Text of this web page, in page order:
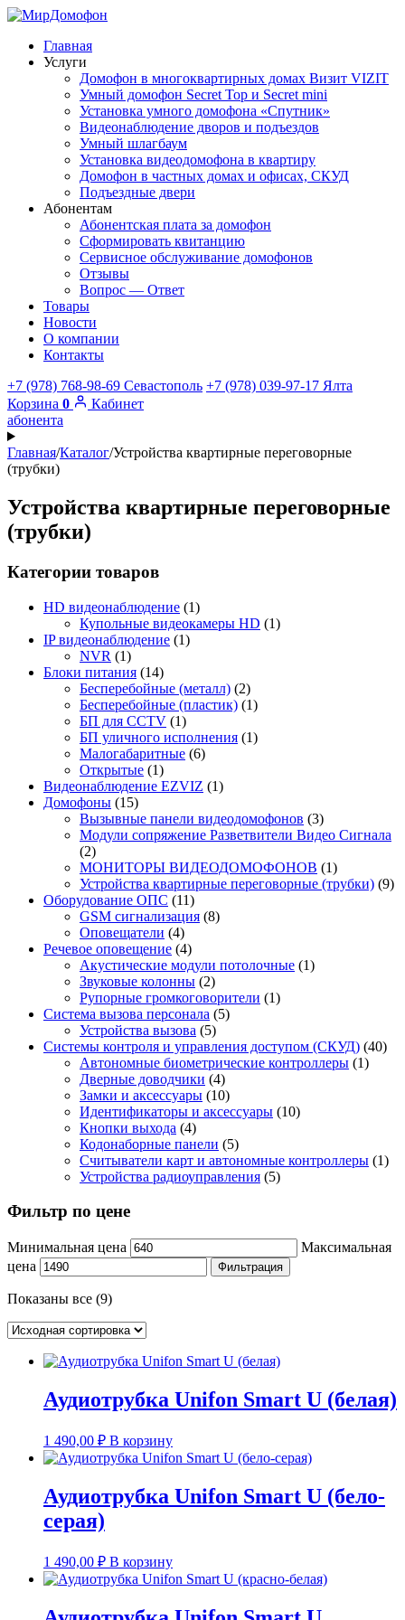
Главная
Услуги
Домофон в многоквартирных домах Визит VIZIT
Умный домофон Secret Top и Secret mini
Установка умного домофона «Спутник»
Видеонаблюдение дворов и подъездов
Умный шлагбаум
Установка видеодомофона в квартиру
Домофон в частных домах и офисах, СКУД
Подъездные двери
Абонентам
Абонентская плата за домофон
Сформировать квитанцию
Сервисное обслуживание домофонов
Отзывы
Вопрос — Ответ
Товары
Новости
О компании
Контакты
+7 (978) 768-98-69 Севастополь +7 (978) 039-97-17 Ялта
Корзина 0
Кабинет
абонента
Главная/Каталог/Устройства квартирные переговорные
(трубки)
Устройства квартирные переговорные
(трубки)
Категории товаров
HD видеонаблюдение (1)
Купольные видеокамеры HD (1)
IP видеонаблюдение (1)
NVR (1)
Блоки питания (14)
Бесперебойные (металл) (2)
Бесперебойные (пластик) (1)
БП для CCTV (1)
БП уличного исполнения (1)
Малогабаритные (6)
Открытые (1)
Видеонаблюдение EZVIZ (1)
Домофоны (15)
Вызывные панели видеодомофонов (3)
Модули сопряжение Разветвители Видео Сигнала
(2)
МОНИТОРЫ ВИДЕОДОМОФОНОВ (1)
Устройства квартирные переговорные (трубки) (9)
Оборудование ОПС (11)
GSM сигнализация (8)
Оповещатели (4)
Речевое оповещение (4)
Акустические модули потолочные (1)
Звуковые колонны (2)
Рупорные громкоговорители (1)
Система вызова персонала (5)
Устройства вызова (5)
Системы контроля и управления доступом (СКУД) (40)
Автономные биометрические контроллеры (1)
Дверные доводчики (4)
Замки и аксессуары (10)
Идентификаторы и аксессуары (10)
Кнопки выхода (4)
Кодонаборные панели (5)
Считыватели карт и автономные контроллеры (1)
Устройства радиоуправления (5)
Фильтр по цене
Минимальная цена
Максимальная
цена
Фильтрация
Показаны все (9)
Аудиотрубка Unifon Smart U (белая)
1 490,00 ₽ В корзину
Аудиотрубка Unifon Smart U (бело-
серая)
1 490,00 ₽ В корзину